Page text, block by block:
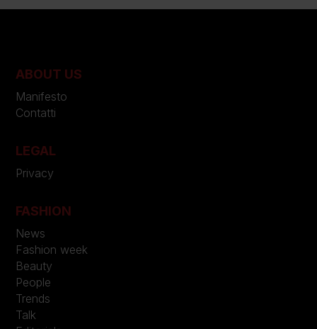
ABOUT US
Manifesto
Contatti
LEGAL
Privacy
FASHION
News
Fashion week
Beauty
People
Trends
Talk